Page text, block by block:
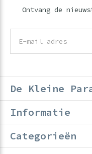
Ontvang de
De Kleine
Informatie
Categorieën